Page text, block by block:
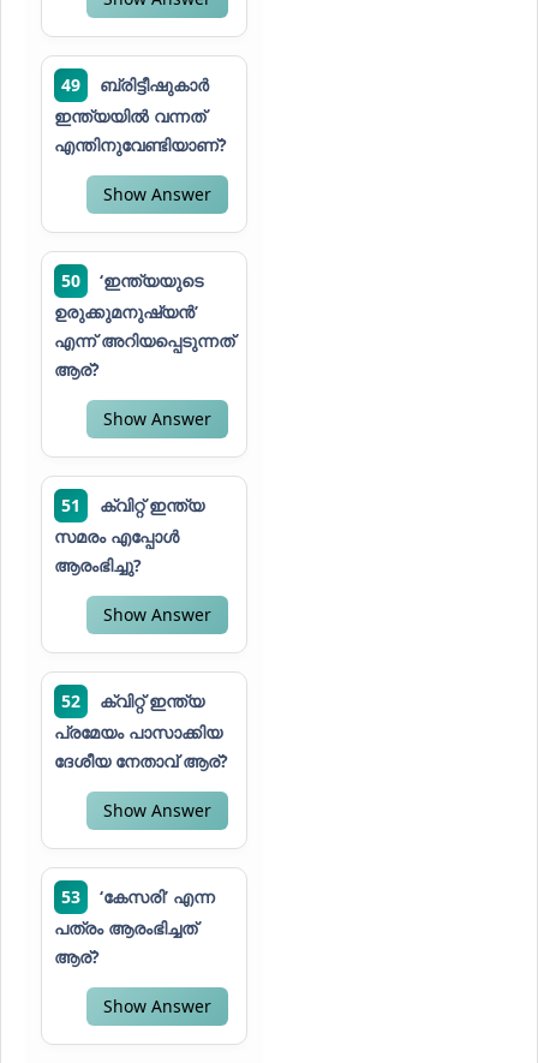
49
ബ്രിട്ടീഷുകാർ
ഇന്ത്യയിൽ വന്നത്
എന്തിനുവേണ്ടിയാണ്?
Show Answer
50
‘ഇന്ത്യയുടെ
ഉരുക്കുമനുഷ്യൻ’
എന്ന് അറിയപ്പെടുന്നത്
ആര്?
Show Answer
51
ക്വിറ്റ് ഇന്ത്യ
സമരം എപ്പോൾ
ആരംഭിച്ചു?
Show Answer
52
ക്വിറ്റ് ഇന്ത്യ
പ്രമേയം പാസാക്കിയ
ദേശീയ നേതാവ് ആര്?
Show Answer
53
‘കേസരി’ എന്ന
പത്രം ആരംഭിച്ചത്
ആര്?
Show Answer